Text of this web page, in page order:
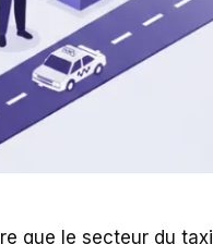
que le secteur du